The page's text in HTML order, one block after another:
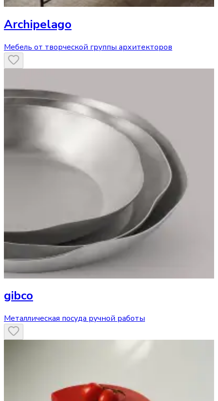
Archipelago
Мебель от творческой группы архитекторов
gibco
Металлическая посуда ручной работы